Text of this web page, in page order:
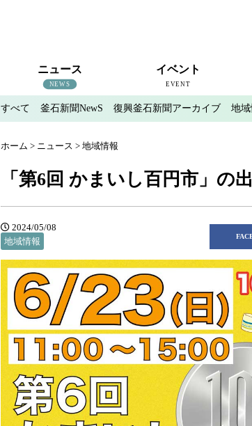
ニュース
NEWS
すべて
釜石新聞NewS
復興釜石新聞アーカイブ
地域情報
インタビュー
イベント
EVENT
釜石のイベント情報 近
観
宿
釜
魚
う
根
SL
三
すべて 釜石新聞NewS 復興釜石新聞アーカイブ 地
ホーム > ニュース > 地域情報
「第6回 かまいし百円市」の
2024/05/08
地域情報